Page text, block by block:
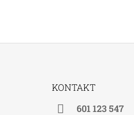
KONTAKT
601 123 547